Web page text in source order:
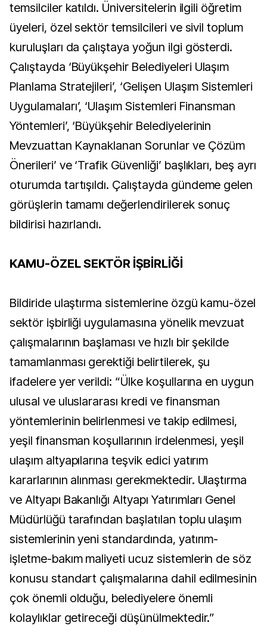
temsilciler katıldı. Üniversitelerin ilgili öğretim
üyeleri, özel sektör temsilcileri ve sivil toplum
kuruluşları da çalıştaya yoğun ilgi gösterdi.
Çalıştayda ‘Büyükşehir Belediyeleri Ulaşım
Planlama Stratejileri’, ‘Gelişen Ulaşım Sistemleri
Uygulamaları’, ‘Ulaşım Sistemleri Finansman
Yöntemleri’, ‘Büyükşehir Belediyelerinin
Mevzuattan Kaynaklanan Sorunlar ve Çözüm
Önerileri’ ve ‘Trafik Güvenliği’ başlıkları, beş ayrı
oturumda tartışıldı. Çalıştayda gündeme gelen
görüşlerin tamamı değerlendirilerek sonuç
bildirisi hazırlandı.
KAMU-ÖZEL SEKTÖR İŞBİRLİĞİ
Bildiride ulaştırma sistemlerine özgü kamu-özel
sektör işbirliği uygulamasına yönelik mevzuat
çalışmalarının başlaması ve hızlı bir şekilde
tamamlanması gerektiği belirtilerek, şu
ifadelere yer verildi: “Ülke koşullarına en uygun
ulusal ve uluslararası kredi ve finansman
yöntemlerinin belirlenmesi ve takip edilmesi,
yeşil finansman koşullarının irdelenmesi, yeşil
ulaşım altyapılarına teşvik edici yatırım
kararlarının alınması gerekmektedir. Ulaştırma
ve Altyapı Bakanlığı Altyapı Yatırımları Genel
Müdürlüğü tarafından başlatılan toplu ulaşım
sistemlerinin yeni standardında, yatırım-
işletme-bakım maliyeti ucuz sistemlerin de söz
konusu standart çalışmalarına dahil edilmesinin
çok önemli olduğu, belediyelere önemli
kolaylıklar getireceği düşünülmektedir.”